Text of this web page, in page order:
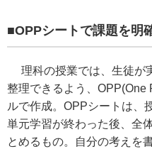
■OPPシートで課題を明
理科の授業では、生徒が
整理できるよう、 OPP(One
ルで作成。 OPPシートは、
単元学習が終わった後、全
とめるもの。自分の考えを